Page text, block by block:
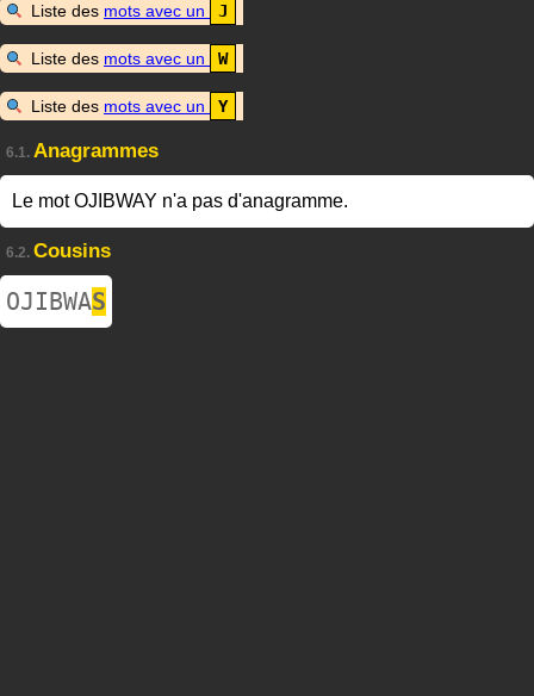
Liste des mots avec un J
Liste des mots avec un W
Liste des mots avec un Y
6.1. Anagrammes
Le mot OJIBWAY n'a pas d'anagramme.
6.2. Cousins
OJIBWAS